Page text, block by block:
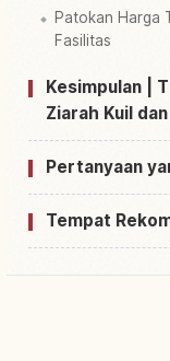
Patokan Harga
Fasilitas
Kesimpulan |
Ziarah Kuil
Pertanyaan
Tempat